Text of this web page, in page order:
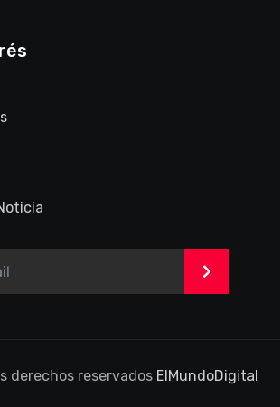
>
derechos reservados ElMundoDigital